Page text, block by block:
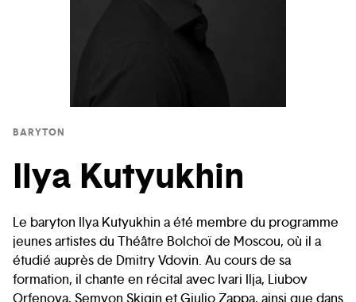
BARYTON
Ilya Kutyukhin
Le baryton Ilya Kutyukhin a été membre du programme
jeunes artistes du Théâtre Bolchoï de Moscou, où il a
étudié auprès de Dmitry Vdovin. Au cours de sa
formation, il chante en récital avec Ivari Ilja, Liubov